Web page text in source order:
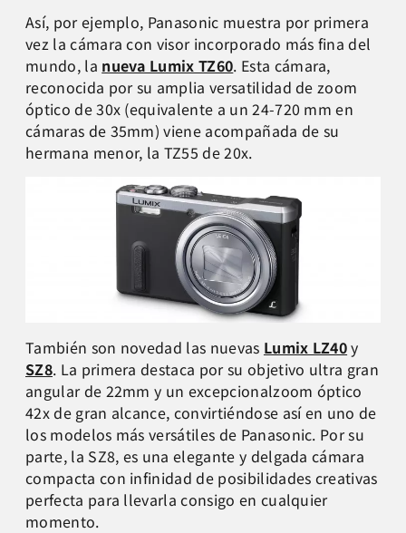
Así, por ejemplo, Panasonic muestra por primera
vez la cámara con visor incorporado más fina del
mundo, la nueva Lumix TZ60. Esta cámara,
reconocida por su amplia versatilidad de zoom
óptico de 30x (equivalente a un 24-720 mm en
cámaras de 35mm) viene acompañada de su
hermana menor, la TZ55 de 20x.
También son novedad las nuevas Lumix LZ40y
SZ8. La primera destaca por su objetivo ultra gran
angular de 22mm y un excepcionalzoom óptico
42x de gran alcance, convirtiéndose así en uno de
los modelos más versátiles de Panasonic. Por su
parte, la SZ8, es una elegante y delgada cámara
compacta con infinidad de posibilidades creativas
perfecta para llevarla consigo en cualquier
momento.